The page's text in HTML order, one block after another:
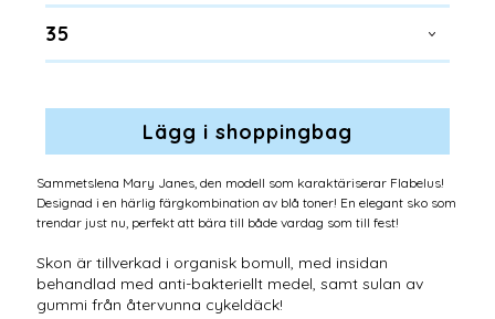
35
Sammetslena Mary Janes, den modell som karaktäriserar Flabelus!
Designad i en härlig färgkombination av blå toner! En elegant sko som
trendar just nu, perfekt att bära till både vardag som till fest!
Skon är tillverkad i organisk bomull, med insidan
behandlad med anti-bakteriellt medel, samt sulan av
gummi från återvunna cykeldäck!